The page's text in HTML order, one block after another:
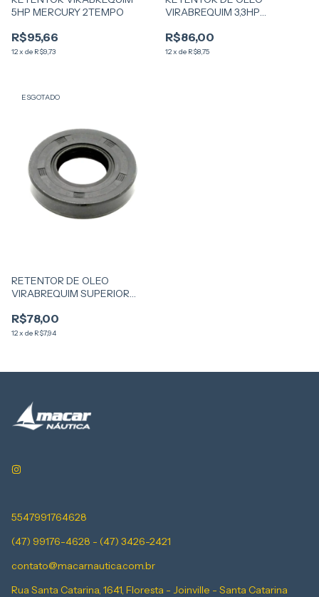
5HP MERCURY 2TEMPO
R$95,66
12x de R$9,73
VIRABREQUIM 3,3HP
R$86,00
12x de R$8,75
ESGOTADO
RETENTOR DE OLEO
VIRABREQUIM SUPERIOR
R$78,00
12x de R$7,94
5547991764628
(47) 99176-4628 - (47) 3426-2421
contato@macarnautica.com.br
Rua Santa Catarina, 1641, Floresta - Joinville - Santa Catarina